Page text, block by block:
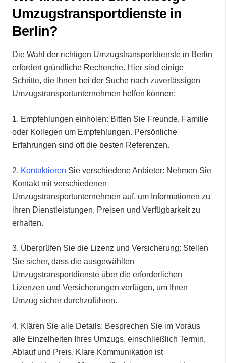
Umzugstransportdienste in
Berlin?
Die Wahl der richtigen Umzugstransportdienste in Berlin
erfordert gründliche Recherche. Hier sind einige
Schritte, die Ihnen bei der Suche nach zuverlässigen
Umzugstransportunternehmen helfen können:
1.⁠ ⁠Empfehlungen einholen: Bitten Sie Freunde, Familie
oder Kollegen um Empfehlungen. Persönliche
Erfahrungen sind oft die besten Referenzen.
2.⁠ ⁠ Kontaktieren Sie verschiedene Anbieter: Nehmen Sie
Kontakt mit verschiedenen
Umzugstransportunternehmen auf, um Informationen zu
ihren Dienstleistungen, Preisen und Verfügbarkeit zu
erhalten.
3.⁠ ⁠Überprüfen Sie die Lizenz und Versicherung: Stellen
Sie sicher, dass die ausgewählten
Umzugstransportdienste über die erforderlichen
Lizenzen und Versicherungen verfügen, um Ihren
Umzug sicher durchzuführen.
4.⁠ ⁠Klären Sie alle Details: Besprechen Sie im Voraus
alle Einzelheiten Ihres Umzugs, einschließlich Termin,
Ablauf und Preis. Klare Kommunikation ist